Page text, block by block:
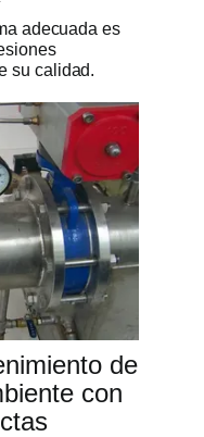
adecuada es
su calidad.
de
con